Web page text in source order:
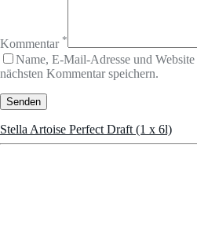
Kommentar *
Name, E-Mail-Adresse und
nächsten Kommentar speichern.
Stella Artoise Perfect Draft (1 x 6l)